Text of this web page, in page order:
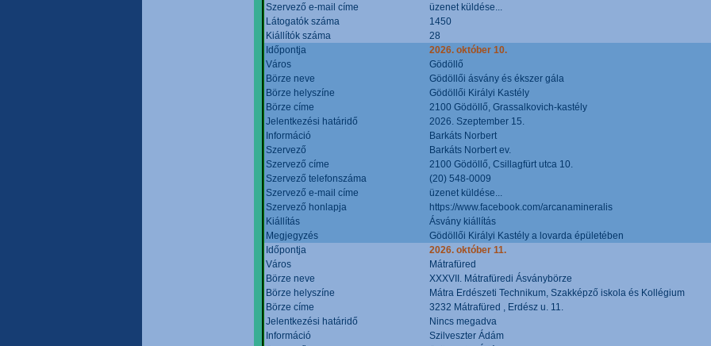
Szervező e-mail címe
üzenet küldése...
Látogatók száma
1450
Kiállítók száma
28
Időpontja
2026. október 10.
Város
Gödöllő
Börze neve
Gödöllői ásvány és ékszer gála
Börze helyszíne
Gödöllői Királyi Kastély
Börze címe
2100 Gödöllő, Grassalkovich-kastély
Jelentkezési határidő
2026. Szeptember 15.
Információ
Barkáts Norbert
Szervező
Barkáts Norbert ev.
Szervező címe
2100 Gödöllő, Csillagfürt utca 10.
Szervező telefonszáma
(20) 548-0009
Szervező e-mail címe
üzenet küldése...
Szervező honlapja
https://www.facebook.com/arcanamineralis
Kiállítás
Ásvány kiállítás
Megjegyzés
Gödöllői Királyi Kastély a lovarda épületében
Időpontja
2026. október 11.
Város
Mátrafüred
Börze neve
XXXVII. Mátrafüredi Ásványbörze
Börze helyszíne
Mátra Erdészeti Technikum, Szakképző iskola és Kollégium
Börze címe
3232 Mátrafüred , Erdész u. 11.
Jelentkezési határidő
Nincs megadva
Információ
Szilveszter Ádám